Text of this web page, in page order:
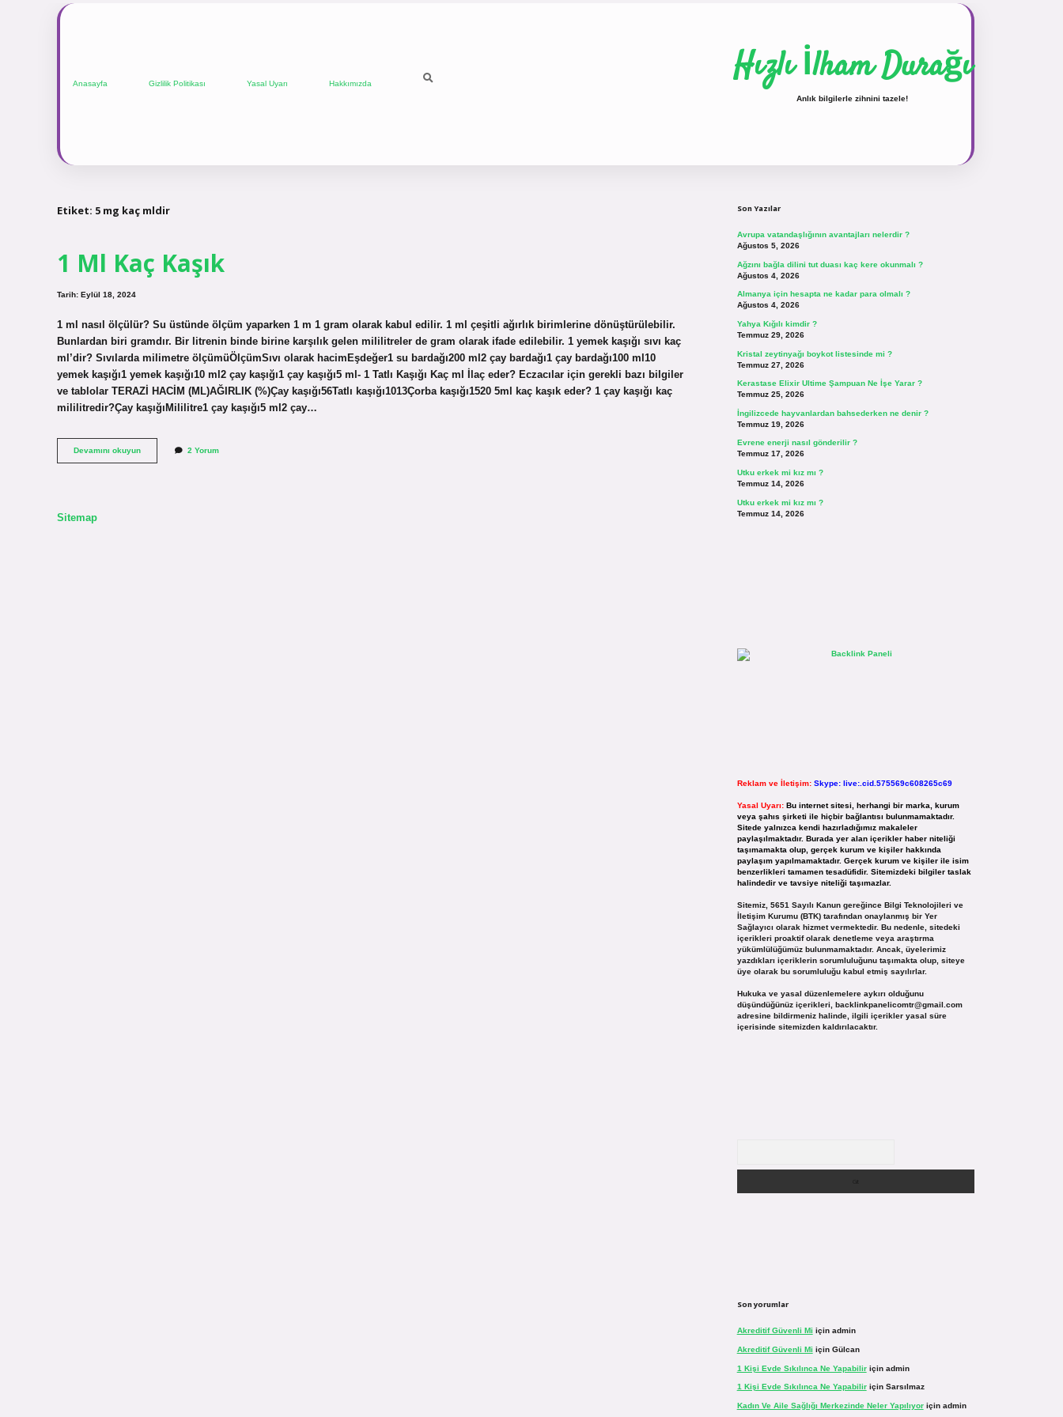
Anasayfa Gizlilik Politikası Yasal Uyarı Hakkımızda Hızlı İlham Durağı
Anlık bilgilerle zihnini tazele!
Etiket: 5 mg kaç mldir
1 Ml Kaç Kaşık
Tarih: Eylül 18, 2024
1 ml nasıl ölçülür? Su üstünde ölçüm yaparken 1 m 1 gram olarak kabul edilir. 1 ml çeşitli ağırlık birimlerine dönüştürülebilir.
Bunlardan biri gramdır. Bir litrenin binde birine karşılık gelen mililitreler de gram olarak ifade edilebilir. 1 yemek kaşığı sıvı kaç
ml’dir? Sıvılarda milimetre ölçümüÖlçümSıvı olarak hacimEşdeğer1 su bardağı200 ml2 çay bardağı1 çay bardağı100 ml10
yemek kaşığı1 yemek kaşığı10 ml2 çay kaşığı1 çay kaşığı5 ml- 1 Tatlı Kaşığı Kaç ml İlaç eder? Eczacılar için gerekli bazı bilgiler
ve tablolar TERAZİ HACİM (ML)AĞIRLIK (%)Çay kaşığı56Tatlı kaşığı1013Çorba kaşığı1520 5ml kaç kaşık eder? 1 çay kaşığı kaç
mililitredir?Çay kaşığıMililitre1 çay kaşığı5 ml2 çay…
Devamını okuyun1
Ml
2 Yorum
Sitemap
Son Yazılar
Avrupa vatandaşlığının avantajları nelerdir ?
Ağustos 5, 2026
Ağzını bağla dilini tut duası kaç kere okunmalı ?
Ağustos 4, 2026
Almanya için hesapta ne kadar para olmalı ?
Ağustos 4, 2026
Yahya Kığılı kimdir ?
Temmuz 29, 2026
Kristal zeytinyağı boykot listesinde mi ?
Temmuz 27, 2026
Kerastase Elixir Ultime Şampuan Ne İşe Yarar ?
Temmuz 25, 2026
İngilizcede hayvanlardan bahsederken ne denir ?
Temmuz 19, 2026
Evrene enerji nasıl gönderilir ?
Temmuz 17, 2026
Utku erkek mi kız mı ?
Temmuz 14, 2026
Utku erkek mi kız mı ?
Temmuz 14, 2026
Reklam ve İletişim: Skype: live:.cid.575569c608265c69
Yasal Uyarı: Bu internet sitesi, herhangi bir marka, kurum
veya şahıs şirketi ile hiçbir bağlantısı bulunmamaktadır.
Sitede yalnızca kendi hazırladığımız makaleler
paylaşılmaktadır. Burada yer alan içerikler haber niteliği
taşımamakta olup, gerçek kurum ve kişiler hakkında
paylaşım yapılmamaktadır. Gerçek kurum ve kişiler ile isim
benzerlikleri tamamen tesadüfidir. Sitemizdeki bilgiler taslak
halindedir ve tavsiye niteliği taşımazlar.
Sitemiz, 5651 Sayılı Kanun gereğince Bilgi Teknolojileri ve
İletişim Kurumu (BTK) tarafından onaylanmış bir Yer
Sağlayıcı olarak hizmet vermektedir. Bu nedenle, sitedeki
içerikleri proaktif olarak denetleme veya araştırma
yükümlülüğümüz bulunmamaktadır. Ancak, üyelerimiz
yazdıkları içeriklerin sorumluluğunu taşımakta olup, siteye
üye olarak bu sorumluluğu kabul etmiş sayılırlar.
Hukuka ve yasal düzenlemelere aykırı olduğunu
düşündüğünüz içerikleri, backlinkpanelicomtr@gmail.com
adresine bildirmeniz halinde, ilgili içerikler yasal süre
içerisinde sitemizden kaldırılacaktır.
Son yorumlar
Akreditif Güvenli Mi için admin
Akreditif Güvenli Mi için Gülcan
1 Kişi Evde Sıkılınca Ne Yapabiliriçin admin
1 Kişi Evde Sıkılınca Ne Yapabiliriçin Sarsılmaz
Kadın Ve Aile Sağlığı Merkezinde Neler Yapılıyoriçin admin